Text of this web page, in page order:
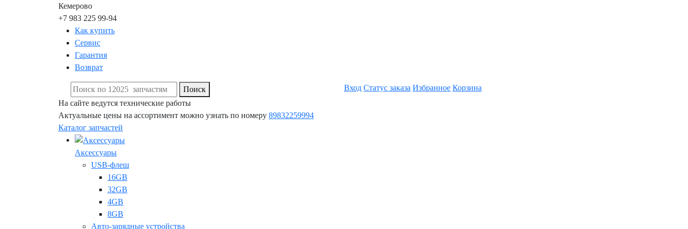
Кемерово
+7 983 225 99-94
Как купить
Сервис
Гарантия
Возврат
Поиск Вход Статус заказа Избранное Корзина
На сайте ведутся технические работы
Актуальные цены на ассортимент можно узнать по номеру 89832259994
Каталог запчастей
Аксессуары
USB-флеш
16GB
32GB
4GB
8GB
Авто-зарядные устройства